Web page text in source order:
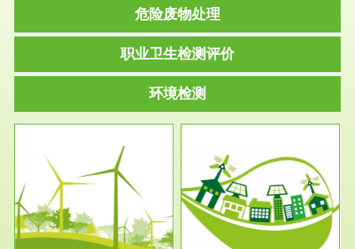
危险废物处理
职业卫生检测评价
环境检测
服务范围
环保竣工验收
根据《建设项目环境保护管理条